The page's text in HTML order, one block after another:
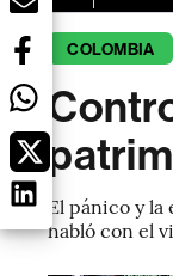
COLOMBIA
El pánico y
habló con el